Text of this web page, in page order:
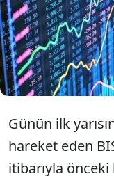
Borsa
ilk
Günün ilk
hareket eden
itibarıyla önceki